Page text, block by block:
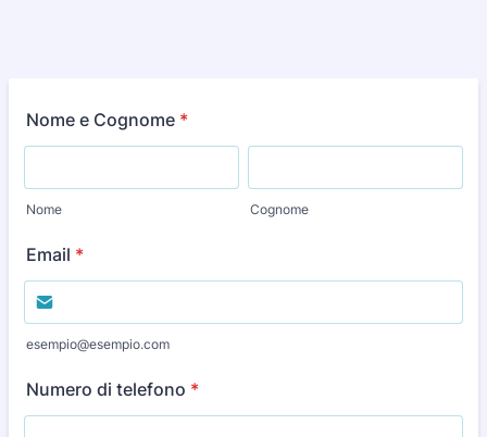
Nome e Cognome *
Nome Cognome
Email *
esempio@esempio.com
Numero di telefono *